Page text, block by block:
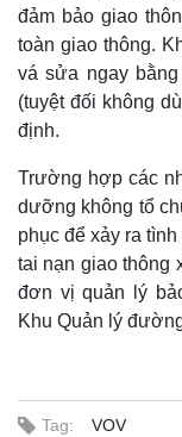
đảm bảo giao
toàn giao thông.
vá sửa ngay
(tuyệt đối không
định.
Trường hợp các
dưỡng không tổ
phục để xảy ra
tai nạn giao thông
đơn vị quản lý
Khu Quản lý
Tag: VOV